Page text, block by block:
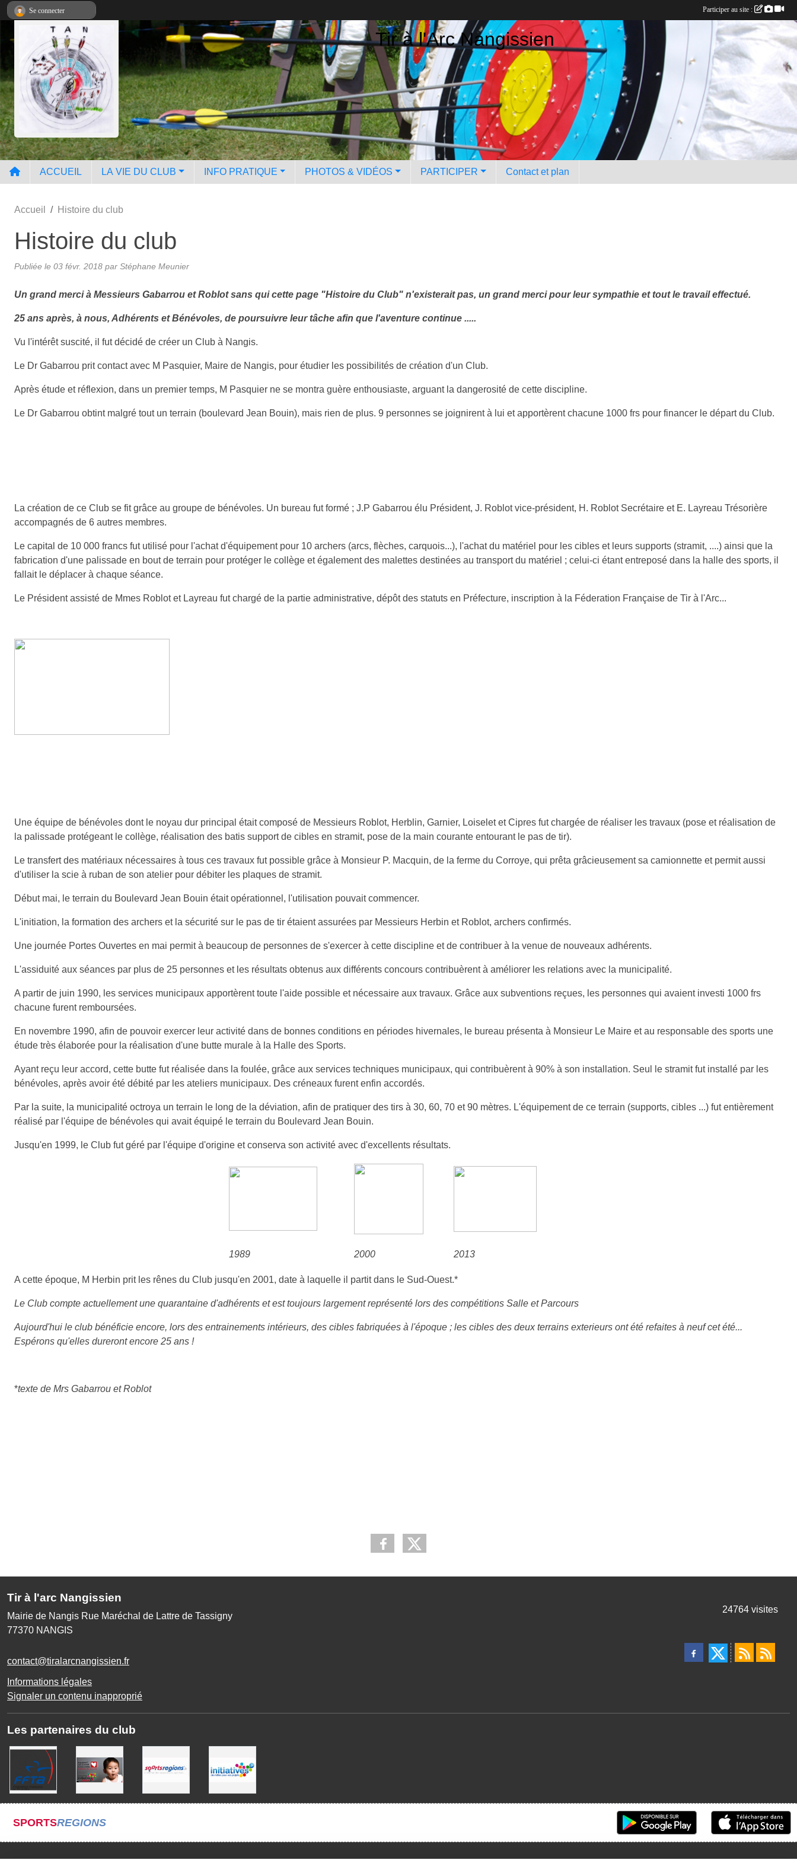
Tir à l'Arc Nangissien
ACCUEIL LA VIE DU CLUB INFO PRATIQUE PHOTOS & VIDÉOS PARTICIPER Contact et plan
Accueil Histoire du club
Histoire du club
Publiée le 03 févr. 2018 par Stéphane Meunier
Un grand merci à Messieurs Gabarrou et Roblot sans qui cette page "Histoire du Club" n'existerait pas, un grand merci pour leur sympathie et tout le travail effectué.
25 ans après, à nous, Adhérents et Bénévoles, de poursuivre leur tâche afin que l'aventure continue .....
Vu l'intérêt suscité, il fut décidé de créer un Club à Nangis.
Le Dr Gabarrou prit contact avec M Pasquier, Maire de Nangis, pour étudier les possibilités de création d'un Club.
Après étude et réflexion, dans un premier temps, M Pasquier ne se montra guère enthousiaste, arguant la dangerosité de cette discipline.
Le Dr Gabarrou obtint malgré tout un terrain (boulevard Jean Bouin), mais rien de plus. 9 personnes se joignirent à lui et apportèrent chacune 1000 frs pour financer le départ du Club.
La création de ce Club se fit grâce au groupe de bénévoles. Un bureau fut formé ; J.P Gabarrou élu Président, J. Roblot vice-président, H. Roblot Secrétaire et E. Layreau Trésorière
accompagnés de 6 autres membres.
Le capital de 10 000 francs fut utilisé pour l'achat d'équipement pour 10 archers (arcs, flèches, carquois...), l'achat du matériel pour les cibles et leurs supports (stramit, ....) ainsi que la
fabrication d'une palissade en bout de terrain pour protéger le collège et également des malettes destinées au transport du matériel ; celui-ci étant entreposé dans la halle des sports, il
fallait le déplacer à chaque séance.
Le Président assisté de Mmes Roblot et Layreau fut chargé de la partie administrative, dépôt des statuts en Préfecture, inscription à la Féderation Française de Tir à l'Arc...
Une équipe de bénévoles dont le noyau dur principal était composé de Messieurs Roblot, Herblin, Garnier, Loiselet et Cipres fut chargée de réaliser les travaux (pose et réalisation de
la palissade protégeant le collège, réalisation des batis support de cibles en stramit, pose de la main courante entourant le pas de tir).
Le transfert des matériaux nécessaires à tous ces travaux fut possible grâce à Monsieur P. Macquin, de la ferme du Corroye, qui prêta grâcieusement sa camionnette et permit aussi
d'utiliser la scie à ruban de son atelier pour débiter les plaques de stramit.
Début mai, le terrain du Boulevard Jean Bouin était opérationnel, l'utilisation pouvait commencer.
L'initiation, la formation des archers et la sécurité sur le pas de tir étaient assurées par Messieurs Herbin et Roblot, archers confirmés.
Une journée Portes Ouvertes en mai permit à beaucoup de personnes de s'exercer à cette discipline et de contribuer à la venue de nouveaux adhérents.
L'assiduité aux séances par plus de 25 personnes et les résultats obtenus aux différents concours contribuèrent à améliorer les relations avec la municipalité.
A partir de juin 1990, les services municipaux apportèrent toute l'aide possible et nécessaire aux travaux. Grâce aux subventions reçues, les personnes qui avaient investi 1000 frs
chacune furent remboursées.
En novembre 1990, afin de pouvoir exercer leur activité dans de bonnes conditions en périodes hivernales, le bureau présenta à Monsieur Le Maire et au responsable des sports une
étude très élaborée pour la réalisation d'une butte murale à la Halle des Sports.
Ayant reçu leur accord, cette butte fut réalisée dans la foulée, grâce aux services techniques municipaux, qui contribuèrent à 90% à son installation. Seul le stramit fut installé par les
bénévoles, après avoir été débité par les ateliers municipaux. Des créneaux furent enfin accordés.
Par la suite, la municipalité octroya un terrain le long de la déviation, afin de pratiquer des tirs à 30, 60, 70 et 90 mètres. L'équipement de ce terrain (supports, cibles ...) fut entièrement
réalisé par l'équipe de bénévoles qui avait équipé le terrain du Boulevard Jean Bouin.
Jusqu'en 1999, le Club fut géré par l'équipe d'origine et conserva son activité avec d'excellents résultats.
1989 2000 2013
A cette époque, M Herbin prit les rênes du Club jusqu'en 2001, date à laquelle il partit dans le Sud-Ouest.*
Le Club compte actuellement une quarantaine d'adhérents et est toujours largement représenté lors des compétitions Salle et Parcours
Aujourd'hui le club bénéficie encore, lors des entrainements intérieurs, des cibles fabriquées à l'époque ; les cibles des deux terrains exterieurs ont été refaites à neuf cet été...
Espérons qu'elles dureront encore 25 ans !
*texte de Mrs Gabarrou et Roblot
Tir à l'arc Nangissien
Mairie de Nangis Rue Maréchal de Lattre de Tassigny
77370 NANGIS
contact@tiralarcnangissien.fr
Informations légales
Signaler un contenu inapproprié
24764 visites
Les partenaires du club
SPORTSREGIONS
Se connecter Participer au site :
Panneau de gestion des cookies